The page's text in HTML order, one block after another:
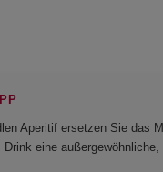
Aperitif ersetzen Sie das
Drink eine